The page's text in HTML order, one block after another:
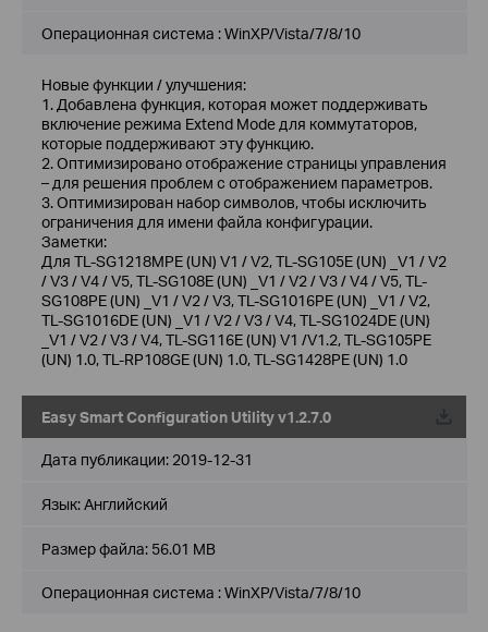
Операционная система : WinXP/Vista/7/8/10
Новые функции / улучшения:
1. Добавлена функция, которая может поддерживать
включение режима Extend Mode для коммутаторов,
которые поддерживают эту функцию.
2. Оптимизировано отображение страницы управления
– для решения проблем с отображением параметров.
3. Оптимизирован набор символов, чтобы исключить
ограничения для имени файла конфигурации.
Заметки:
Для TL-SG1218MPE (UN) V1 / V2, TL-SG105E (UN) _V1 / V2
/ V3 / V4 / V5, TL-SG108E (UN) _V1 / V2 / V3 / V4 / V5, TL-
SG108PE (UN) _V1 / V2 / V3, TL-SG1016PE (UN) _V1 / V2,
TL-SG1016DE (UN) _V1 / V2 / V3 / V4, TL-SG1024DE (UN)
_V1 / V2 / V3 / V4, TL-SG116E (UN) V1 /V1.2, TL-SG105PE
(UN) 1.0, TL-RP108GE (UN) 1.0, TL-SG1428PE (UN) 1.0
Easy Smart Configuration Utility v1.2.7.0
Дата публикации: 2019-12-31
Язык:Английский
Размер файла: 56.01 MB
Операционная система : WinXP/Vista/7/8/10